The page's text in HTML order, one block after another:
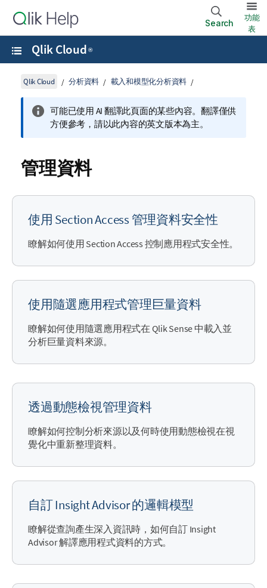
Search
功能
表
Qlik Cloud ®
Qlik Cloud 分析資料 載入和模型化分析資料
可能已使用 AI 翻譯此頁面的某些內容。翻譯僅供
方便參考，請以此內容的英文版本為主。
管理資料
使用 Section Access 管理資料安全性
瞭解如何使用 Section Access 控制應用程式安全性。
使用隨選應用程式管理巨量資料
瞭解如何使用隨選應用程式在 Qlik Sense 中載入並
分析巨量資料來源。
透過動態檢視管理資料
瞭解如何控制分析來源以及何時使用動態檢視在視
覺化中重新整理資料。
自訂 Insight Advisor 的邏輯模型
瞭解從查詢產生深入資訊時，如何自訂 Insight
Advisor解譯應用程式資料的方式。